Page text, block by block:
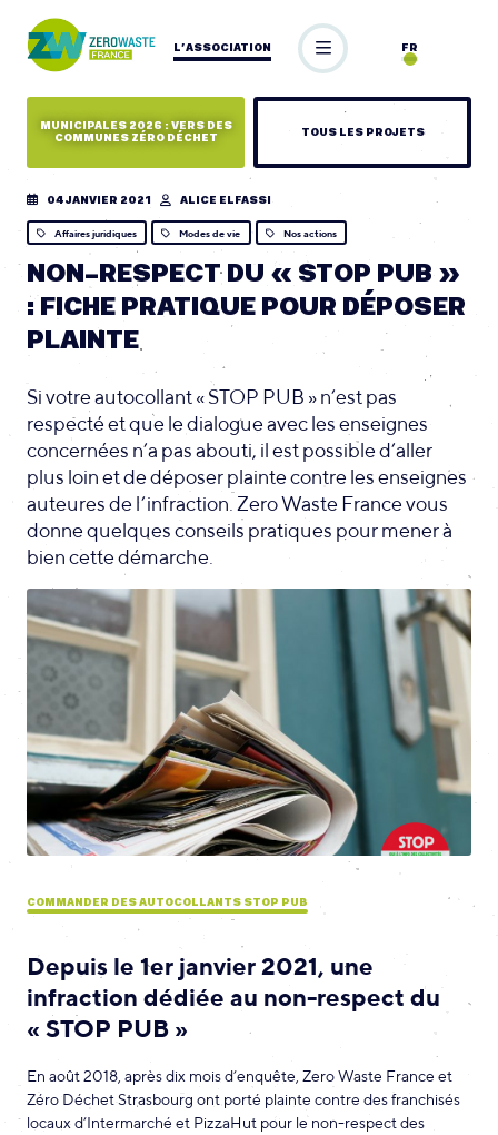
L’ASSOCIATION FR
MUNICIPALES 2026 : VERS DES
COMMUNES ZÉRO DÉCHET
TOUS LES PROJETS
04 JANVIER 2021 ALICE ELFASSI
Affaires juridiques Modes de vie Nos actions
NON-RESPECT DU « STOP PUB »
: FICHE PRATIQUE POUR DÉPOSER
PLAINTE
Si votre autocollant « STOP PUB » n’est pas
respecté et que le dialogue avec les enseignes
concernées n’a pas abouti, il est possible d’aller
plus loin et de déposer plainte contre les enseignes
auteures de l’infraction. Zero Waste France vous
donne quelques conseils pratiques pour mener à
bien cette démarche.
COMMANDER DES AUTOCOLLANTS STOP PUB
Depuis le 1er janvier 2021, une
infraction dédiée au non-respect du
« STOP PUB »
En août 2018, après dix mois d’enquête, Zero Waste France et
Zéro Déchet Strasbourg ont porté plainte contre des franchisés
locaux d’Intermarché et PizzaHut pour le non-respect des